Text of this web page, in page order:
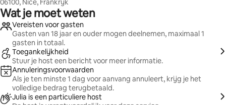
06100, Nice, Frankrijk
Wat je moet weten
Vereisten voor gasten
Gasten van 18 jaar en ouder mogen deelnemen, maximaal 1
gasten in totaal.
Toegankelijkheid
Stuur je host een bericht voor meer informatie.
Annuleringsvoorwaarden
Als je ten minste 1 dag voor aanvang annuleert, krijg je het
volledige bedrag terugbetaald.
Julia is een particuliere host